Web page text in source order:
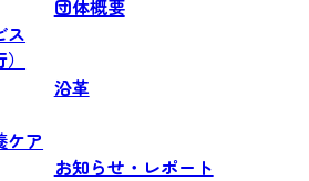
ス
ケア
団体概要
沿革
お知らせ・レポート